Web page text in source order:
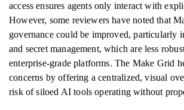
access ensures agents only interact with
However, some reviewers have noted that
governance could be improved, particularly
and secret management, which are less
enterprise-grade platforms. The Make Grid
concerns by offering a centralized, visual
risk of siloed AI tools operating without